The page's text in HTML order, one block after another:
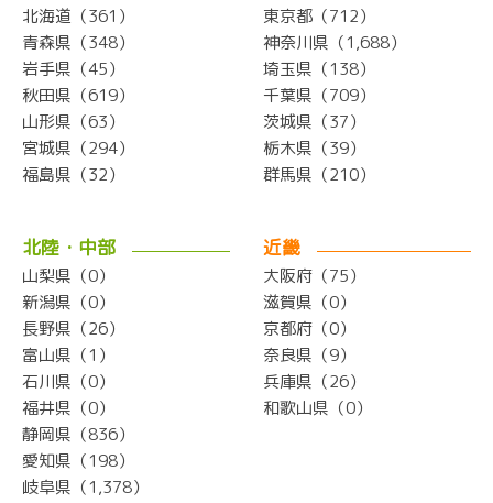
北海道（361）
青森県（348）
岩手県（45）
秋田県（619）
山形県（63）
宮城県（294）
福島県（32）
東京都（712）
神奈川県（1,688）
埼玉県（138）
千葉県（709）
茨城県（37）
栃木県（39）
群馬県（210）
北陸・中部
山梨県（0）
新潟県（0）
長野県（26）
富山県（1）
石川県（0）
福井県（0）
静岡県（836）
愛知県（198）
岐阜県（1,378）
近畿
大阪府（75）
滋賀県（0）
京都府（0）
奈良県（9）
兵庫県（26）
和歌山県（0）